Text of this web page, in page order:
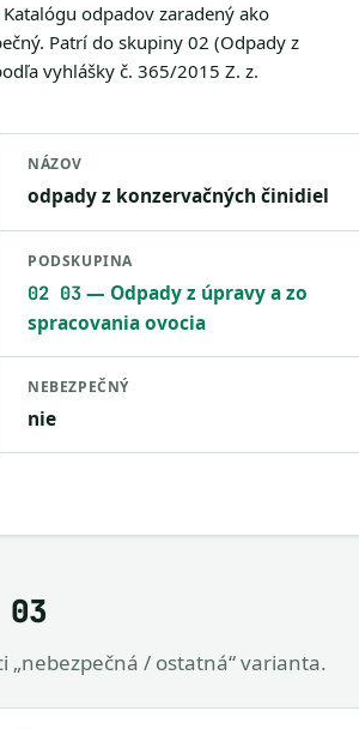
odpadov zaradený ako
Patrí do skupiny 02 (Odpady z
vyhlášky č. 365/2015 Z. z.
NÁZOV
odpady z konzervačných činidiel
PODSKUPINA
02 03— Odpady z úpravy a zo
spracovania ovocia
NEBEZPEČNÝ
nie
/ ostatná“ varianta.